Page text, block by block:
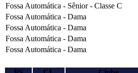
Fossa Automática - Sênior - Classe C
Fossa Automática - Dama
Fossa Automática - Dama
Fossa Automática - Dama
Fossa Automática - Dama